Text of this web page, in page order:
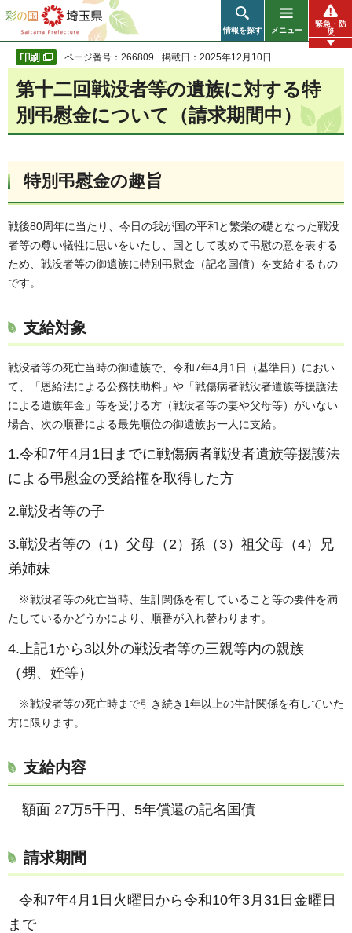
彩の国 埼玉県
情報を探す メニュー
緊急・防
災
ページ番号：266809 掲載日：2025年12月10日
第十二回戦没者等の遺族に対する特
別弔慰金について（請求期間中）
特別弔慰金の趣旨
戦後80周年に当たり、今日の我が国の平和と繁栄の礎となった戦没
者等の尊い犠牲に思いをいたし、国として改めて弔慰の意を表する
ため、戦没者等の御遺族に特別弔慰金（記名国債）を支給するもの
です。
支給対象
戦没者等の死亡当時の御遺族で、令和7年4月1日（基準日）におい
て、「恩給法による公務扶助料」や「戦傷病者戦没者遺族等援護法
による遺族年金」等を受ける方（戦没者等の妻や父母等）がいない
場合、次の順番による最先順位の御遺族お一人に支給。
1.令和7年4月1日までに戦傷病者戦没者遺族等援護法
による弔慰金の受給権を取得した方
2.戦没者等の子
3.戦没者等の（1）父母（2）孫（3）祖父母（4）兄
弟姉妹
※戦没者等の死亡当時、生計関係を有していること等の要件を満
たしているかどうかにより、順番が入れ替わります。
4.上記1から3以外の戦没者等の三親等内の親族
（甥、姪等）
※戦没者等の死亡時まで引き続き1年以上の生計関係を有していた
方に限ります。
支給内容
額面 27万5千円、5年償還の記名国債
請求期間
令和7年4月1日火曜日から令和10年3月31日金曜日
まで